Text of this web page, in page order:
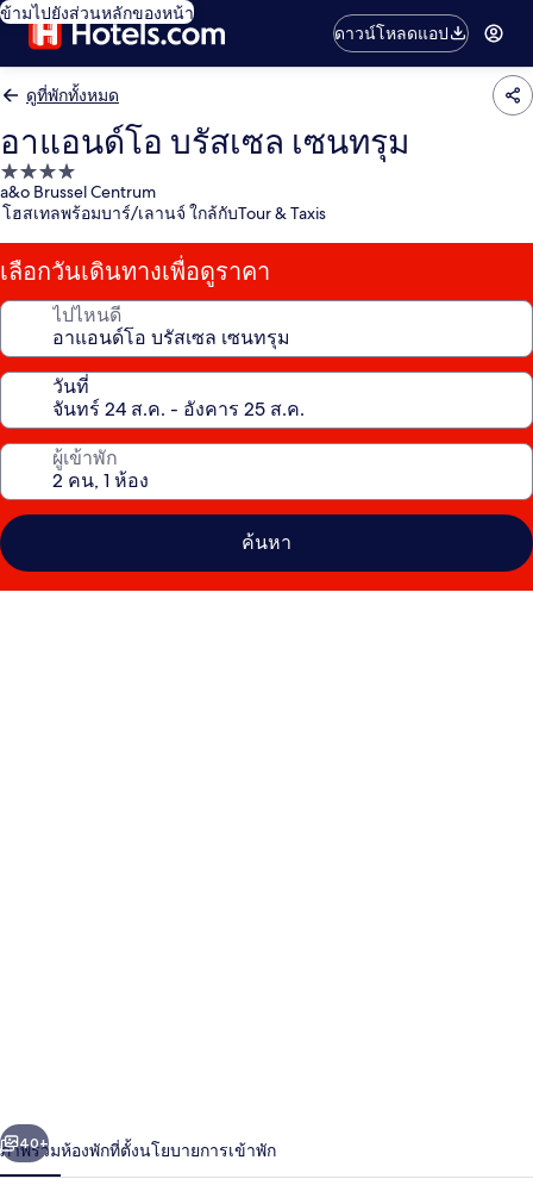
ข้ามไปยังส่วนหลักของหน้า
ดาวน์โหลดแอป
ดูที่พักทั้งหมด
อาแอนด์โอ บรัสเซล เซนทรุม
ที่พัก
4.0
a&o Brussel Centrum
โฮสเทลพร้อมบาร์/เลานจ์ ใกล้กับTour & Taxis
เลือกวันเดินทางเพื่อดูราคา
ไปไหนดี
วันที่
ผู้เข้าพัก
ค้นหา
เซล
า
ถัดไป
40+
ภาพรวมห้องพักที่ตั้งนโยบายการเข้าพัก